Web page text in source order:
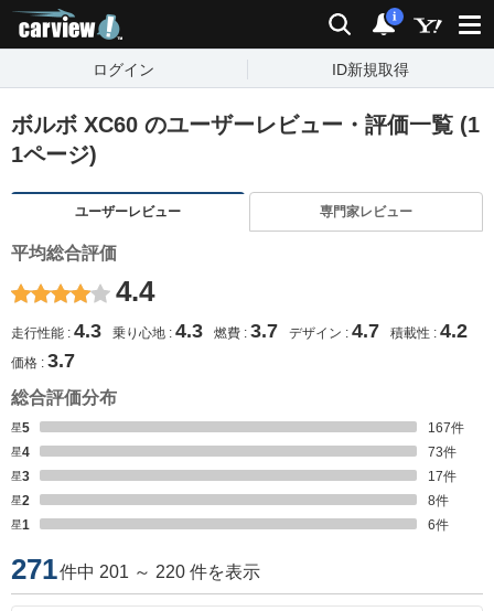
検索 通知
i
ログイン ID新規取得
ボルボ XC60 のユーザーレビュー・評価一覧 (1
1ページ)
ユーザーレビュー 専門家レビュー
平均総合評価
4.4
走行性能 4.3 乗り心地 4.3 燃費 3.7 デザイン 4.7 積載性 4.2
価格 3.7
総合評価分布
星5 167件
星4
73件
星3
17件
星2
8件
星1
6件
271件中 201 ～ 220 件を表示